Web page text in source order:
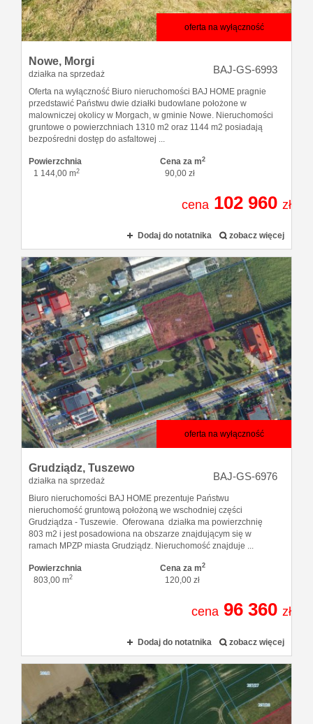
oferta na wyłączność
Nowe, Morgi
działka na sprzedaż BAJ-GS-6993
Oferta na wyłączność Biuro nieruchomości BAJ HOME pragnie
przedstawić Państwu dwie działki budowlane położone w
malowniczej okolicy w Morgach, w gminie Nowe. Nieruchomości
gruntowe o powierzchniach 1310 m2 oraz 1144 m2 posiadają
bezpośredni dostęp do asfaltowej ...
Powierzchnia
1 144,00 m2
Cena za m2
90,00 zł
cena 102 960 zł
Dodaj do notatnika zobacz więcej
oferta na wyłączność
Grudziądz, Tuszewo
działka na sprzedaż BAJ-GS-6976
Biuro nieruchomości BAJ HOME prezentuje Państwu
nieruchomość gruntową położoną we wschodniej części
Grudziądza - Tuszewie. Oferowana działka ma powierzchnię
803 m2 i jest posadowiona na obszarze znajdującym się w
ramach MPZP miasta Grudziądz. Nieruchomość znajduje ...
Powierzchnia
803,00 m2
Cena za m2
120,00 zł
cena 96 360 zł
Dodaj do notatnika zobacz więcej